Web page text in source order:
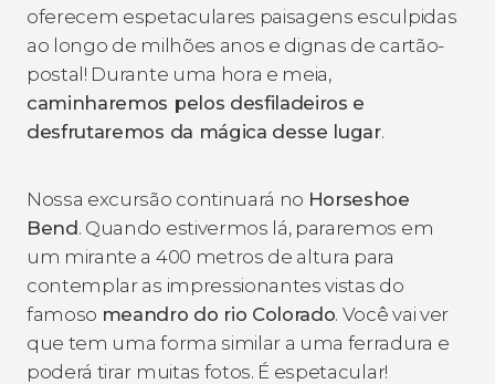
oferecem espetaculares paisagens esculpidas
ao longo de milhões anos e dignas de cartão-
postal! Durante uma hora e meia,
caminharemos pelos desfiladeiros e
desfrutaremos da mágica desse lugar.
Nossa excursão continuará no Horseshoe
Bend. Quando estivermos lá, pararemos em
um mirante a 400 metros de altura para
contemplar as impressionantes vistas do
famoso meandro do rio Colorado. Você vai ver
que tem uma forma similar a uma ferradura e
poderá tirar muitas fotos. É espetacular!